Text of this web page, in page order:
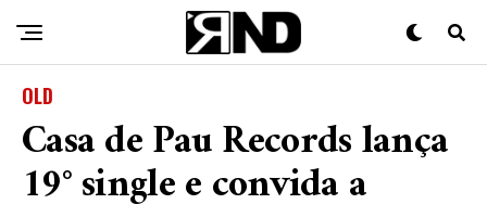
OLD
Casa de Pau Records lança
19° single e convida a